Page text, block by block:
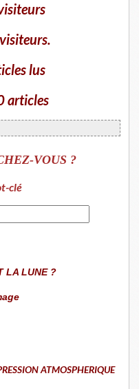
lus
articles
VOUS ?
clé
LA LUNE ?
ATMOSPHERIQUE